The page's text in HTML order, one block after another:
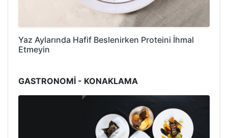
Yaz Aylarında Hafif Beslenirken Proteini İhmal
Etmeyin
GASTRONOMİ - KONAKLAMA